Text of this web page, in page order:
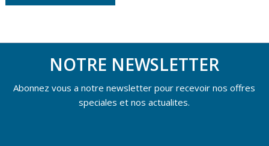
NOTRE NEWSLETTER
Abonnez vous a notre newsletter pour recevoir nos offres
speciales et nos actualites.